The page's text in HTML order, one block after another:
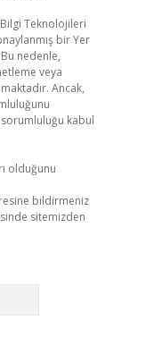
Bilgi Teknolojileri
bir Yer
nedenle,
veya
Ancak,
kabul
olduğunu
bildirmeniz
sitemizden